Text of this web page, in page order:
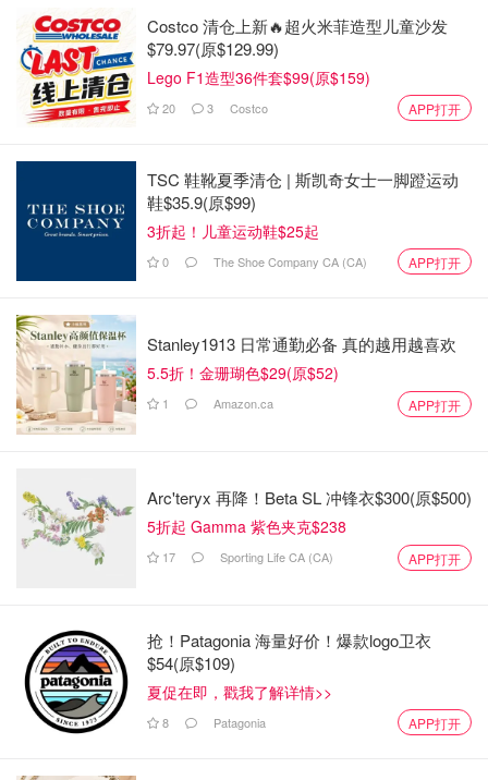
The ordinary滴管系列产品，如buffet，retinol 0.5% in
dqualane，咖啡因眼霜等
我用TO家的东西都是无功无过的，价格便宜成分党最爱。
但是，很多滴管包装都是开罐3个月/6个月内要用完，我真
的无法用完？？天天用都不行。过期了我就用来全身涂，基
本上1/3用脸上2/3用身上。我宁愿size再小点！
Costco 清仓上新🔥超火米菲造型儿童沙发
$79.97(原$129.99)
Lego F1造型36件套$99(原$159)
20 3 Costco APP打开
TSC 鞋靴夏季清仓 | 斯凯奇女士一脚蹬运动
鞋$35.9(原$99)
3折起！儿童运动鞋$25起
0 The Shoe Company CA (CA) APP打开
Stanley1913 日常通勤必备 真的越用越喜欢
5.5折！金珊瑚色$29(原$52)
1 Amazon.ca APP打开
Arc'teryx 再降！Beta SL 冲锋衣$300(原$500)
5折起 Gamma 紫色夹克$238
17 Sporting Life CA (CA) APP打开
抢！Patagonia 海量好价！爆款logo卫衣
$54(原$109)
夏促在即，戳我了解详情>>
8 Patagonia APP打开